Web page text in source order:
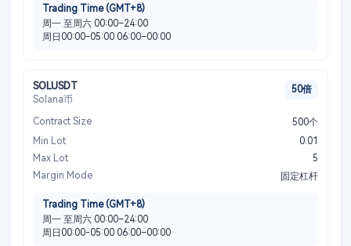
Trading Time (GMT+8)
周一 至周六 00:00–24:00
周日00:00-05:00 06:00–00:00
SOLUSDT
Solana币
50倍
Contract Size
500个
Min Lot
0.01
Max Lot
5
Margin Mode
固定杠杆
Trading Time (GMT+8)
周一 至周六 00:00–24:00
周日00:00-05:00 06:00–00:00